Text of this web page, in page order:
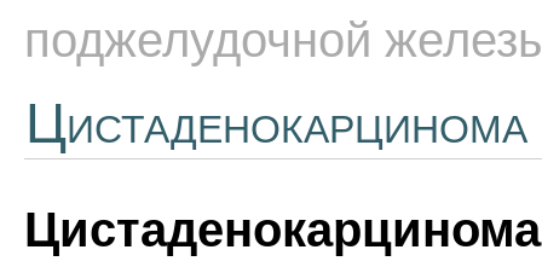
поджелудочной
Цистаденокарцинома